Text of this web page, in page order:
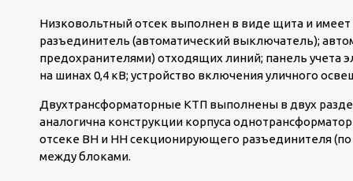
Низковольтный отсек выполнен в виде щита и
разъединитель (автоматический выключатель);
предохранителями) отходящих линий; панель учета
на шинах 0,4 кВ; устройство включения уличного
Двухтрансформаторные КТП выполнены в двух
аналогична конструкции корпуса
отсеке ВН и НН секционирующего разъединителя (по
между блоками.